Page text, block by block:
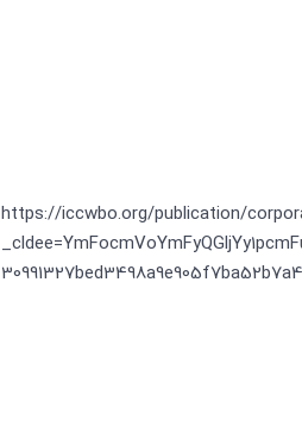
https://iccwbo.org/publication/